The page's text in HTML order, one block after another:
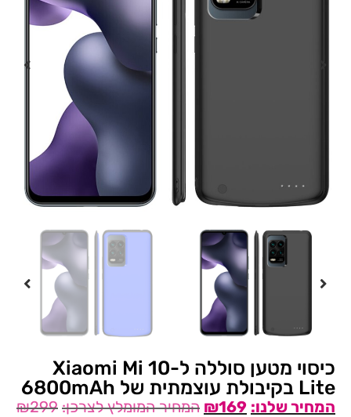
כיסוי מטען סוללה ל-Xiaomi Mi 10
Lite בקיבולת עוצמתית של 6800mAh
₪299 ₪169